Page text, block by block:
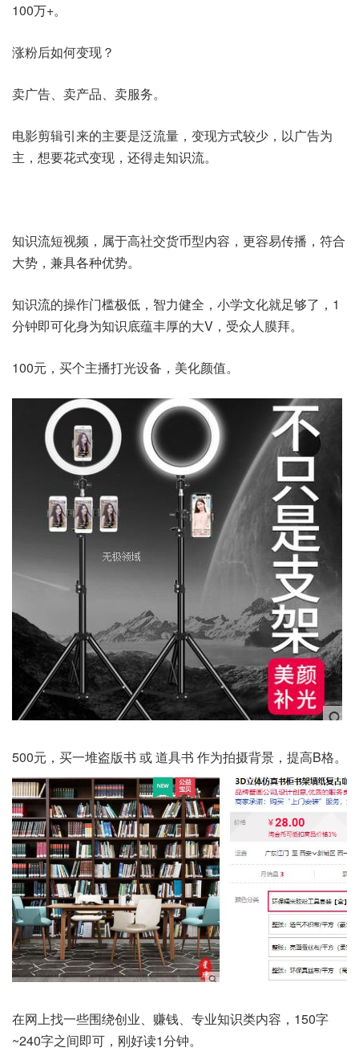
100万+。
涨粉后如何变现？
卖广告、卖产品、卖服务。
电影剪辑引来的主要是泛流量，变现方式较少，以广告为
主，想要花式变现，还得走知识流。
知识流短视频，属于高社交货币型内容，更容易传播，符合
大势，兼具各种优势。
知识流的操作门槛极低，智力健全，小学文化就足够了，1
分钟即可化身为知识底蕴丰厚的大V，受众人膜拜。
100元，买个主播打光设备，美化颜值。
500元，买一堆盗版书 或 道具书 作为拍摄背景，提高B格。
在网上找一些围绕创业、赚钱、专业知识类内容，150字
~240字之间即可，刚好读1分钟。